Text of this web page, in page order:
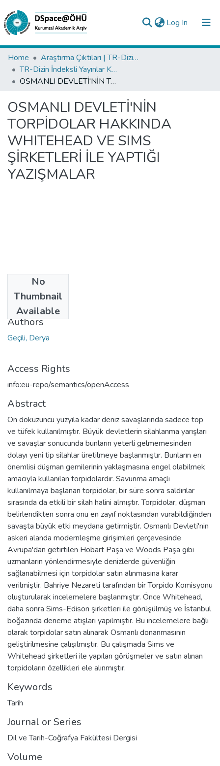
Log In (current)
Collections
All of DSpace
Analyze
Request/Question
Home
Araştırma Çıktıları | TR-Dizin | WoS | Scopus | PubMed
TR-Dizin İndeksli Yayınlar Koleksiyonu
OSMANLI DEVLETİ'NİN TORPİDOLAR HAKKINDA WHITEHEAD VE SIMS ŞİRKETLERİ İLE YAPTIĞI YAZIŞMALAR
OSMANLI DEVLETİ'NİN
TORPİDOLAR HAKKINDA
WHITEHEAD VE SIMS
ŞİRKETLERİ İLE YAPTIĞI
YAZIŞMALAR
No
Thumbnail
Available
2021
Authors
Geçili, Derya
Access Rights
info:eu-repo/semantics/openAccess
Abstract
On dokuzuncu yüzyıla kadar deniz savaşlarında sadece top
ve tüfek kullanılmıştır. Büyük devletlerin silahlanma yarışları
ve savaşlar sonucunda bunların yeterli gelmemesinden
dolayı yeni tip silahlar üretilmeye başlanmıştır. Bunların en
önemlisi düşman gemilerinin yaklaşmasına engel olabilmek
amacıyla kullanılan torpidolardır. Savunma amaçlı
kullanılmaya başlanan torpidolar, bir süre sonra saldırılar
sırasında da etkili bir silah halini almıştır. Torpidolar, düşman
belirlendikten sonra onu en zayıf noktasından vurabildiğinden
savaşta büyük etki meydana getirmiştir. Osmanlı Devleti'nin
askeri alanda modernleşme girişimleri çerçevesinde
Avrupa'dan getirtilen Hobart Paşa ve Woods Paşa gibi
uzmanların yönlendirmesiyle denizlerde güvenliğin
sağlanabilmesi için torpidolar satın alınmasına karar
verilmiştir. Bahriye Nezareti tarafından bir Torpido Komisyonu
oluşturularak incelemelere başlanmıştır. Önce Whitehead,
daha sonra Sims-Edison şirketleri ile görüşülmüş ve İstanbul
boğazında deneme atışları yapılmıştır. Bu incelemelere bağlı
olarak torpidolar satın alınarak Osmanlı donanmasının
geliştirilmesine çalışılmıştır. Bu çalışmada Sims ve
Whitehead şirketleri ile yapılan görüşmeler ve satın alınan
torpidoların özellikleri ele alınmıştır.
Keywords
Tarih
Journal or Series
Dil ve Tarih-Coğrafya Fakültesi Dergisi
Volume